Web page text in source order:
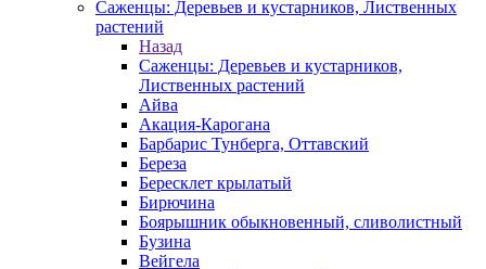
Саженцы: Деревьев и кустарников, Лиственных
растений
Назад
Саженцы: Деревьев и кустарников,
Лиственных растений
Айва
Акация-Карогана
Барбарис Тунберга, Оттавский
Береза
Бересклет крылатый
Бирючина
Боярышник обыкновенный, сливолистный
Бузина
Вейгела